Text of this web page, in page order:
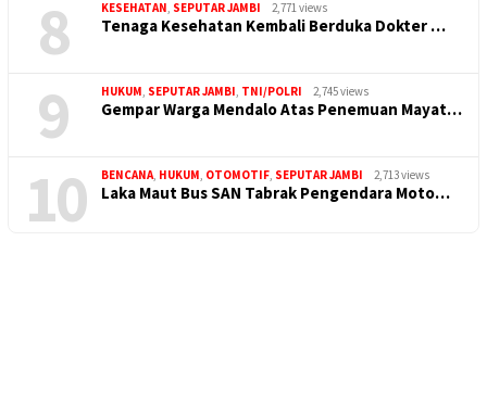
8 KESEHATAN SEPUTAR JAMBI 2,771 views
Tenaga Kesehatan Kembali Berduka Dokter …
9 HUKUM SEPUTAR JAMBI TNI/POLRI 2,745 views
Gempar Warga Mendalo Atas Penemuan Mayat…
10 BENCANA HUKUM OTOMOTIF SEPUTAR JAMBI 2,713 views
Laka Maut Bus SAN Tabrak Pengendara Moto…